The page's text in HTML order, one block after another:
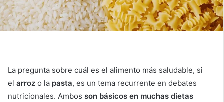
La pregunta sobre cuál es el alimento más saludable, si
el arroz o la pasta, es un tema recurrente en debates
nutricionales. Ambos son básicos en muchas dietas